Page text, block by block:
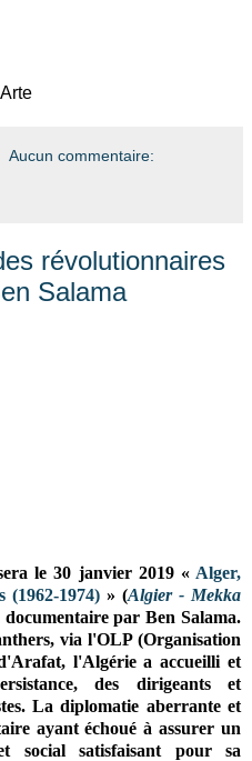
Aucun commentaire:
révolutionnaires
Salama
le 30 janvier 2019 « Alger,
(1962-1974) » (Algier - Mekka
documentaire par Ben Salama.
via l'OLP (Organisation
l'Algérie a accueilli et
des dirigeants et
La diplomatie aberrante et
ayant échoué à assurer un
social satisfaisant pour sa